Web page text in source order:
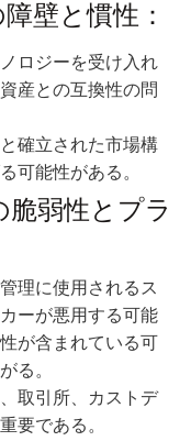
壁と慣性：
ロジーを受け入れ
産との互換性の問
確立された市場構
可能性がある。
弱性とプラ
理に使用されるス
ーが悪用する可能
が含まれている可
る。
取引所、カストデ
要である。